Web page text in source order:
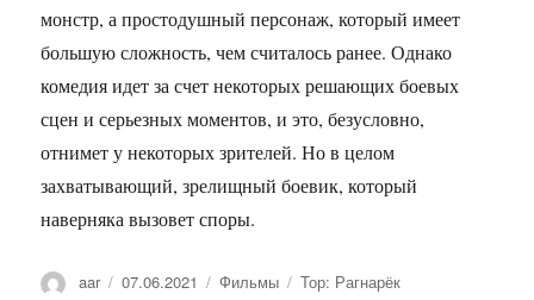
монстр, а простодушный персонаж, который имеет
большую сложность, чем считалось ранее. Однако
комедия идет за счет некоторых решающих боевых
сцен и серьезных моментов, и это, безусловно,
отнимет у некоторых зрителей. Но в целом
захватывающий, зрелищный боевик, который
наверняка вызовет споры.
Автор
aar Опубликовано
07.06.2021 Рубрики
Фильмы Метки
Тор: Рагнарёк